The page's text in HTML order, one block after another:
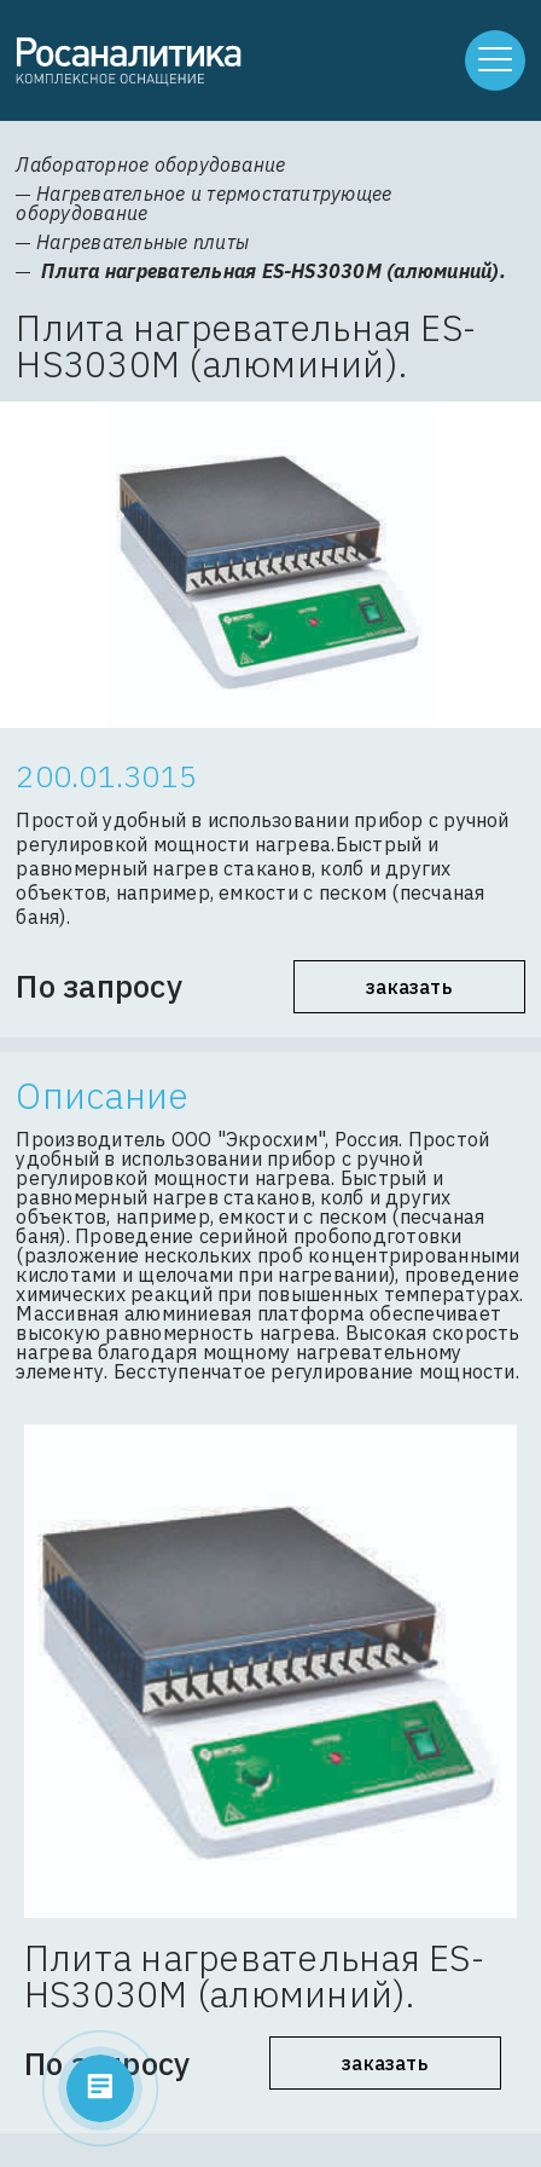
Лабораторное оборудование
Нагревательное и термостатитрующее
оборудование
Нагревательные плиты
Плита нагревательная ES-HS3030М (алюминий).
Плита нагревательная ES-
HS3030М (алюминий).
200.01.3015
Простой удобный в использовании прибор с ручной
регулировкой мощности нагрева.Быстрый и
равномерный нагрев стаканов, колб и других
объектов, например, емкости с песком (песчаная
баня).
По запросу заказать
Описание
Производитель ООО "Экросхим", Россия. Простой
удобный в использовании прибор с ручной
регулировкой мощности нагрева. Быстрый и
равномерный нагрев стаканов, колб и других
объектов, например, емкости с песком (песчаная
баня). Проведение серийной пробоподготовки
(разложение нескольких проб концентрированными
кислотами и щелочами при нагревании), проведение
химических реакций при повышенных температурах.
Массивная алюминиевая платформа обеспечивает
высокую равномерность нагрева. Высокая скорость
нагрева благодаря мощному нагревательному
элементу. Бесступенчатое регулирование мощности.
Плита нагревательная ES-
HS3030М (алюминий).
По запросу заказать